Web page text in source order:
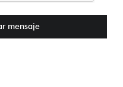
5D
mensaje